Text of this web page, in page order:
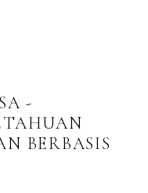
-
BERBASIS